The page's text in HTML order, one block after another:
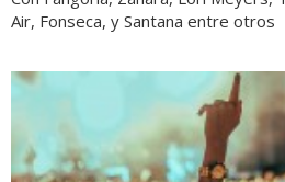
Air, Fonseca, y Santana entre otros